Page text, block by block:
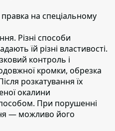
правка на спеціальному
Різні способи
їй різні властивості.
контроль і
кромки, обрезка
розкатування їх
окалини
При порушенні
— можливо його